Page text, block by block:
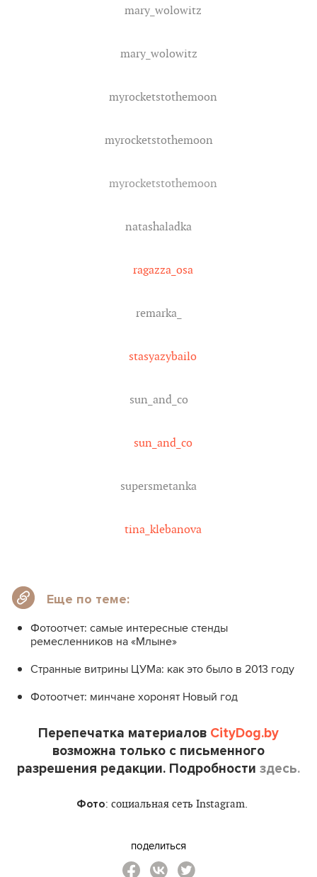
mary_wolowitz
mary_wolowitz
myrocketstothemoon
myrocketstothemoon
myrocketstothemoon
natashaladka
ragazza_osa
remarka_
stasyazybailo
sun_and_co
sun_and_co
supersmetanka
tina_klebanova
Еще по теме:
Фотоотчет: самые интересные стенды
ремесленников на «Млыне»
Странные витрины ЦУМа: как это было в 2013 году
Фотоотчет: минчане хоронят Новый год
Перепечатка материалов CityDog.by
возможна только с письменного
разрешения редакции. Подробности здесь.
Фото: социальная сеть Instagram.
поделиться